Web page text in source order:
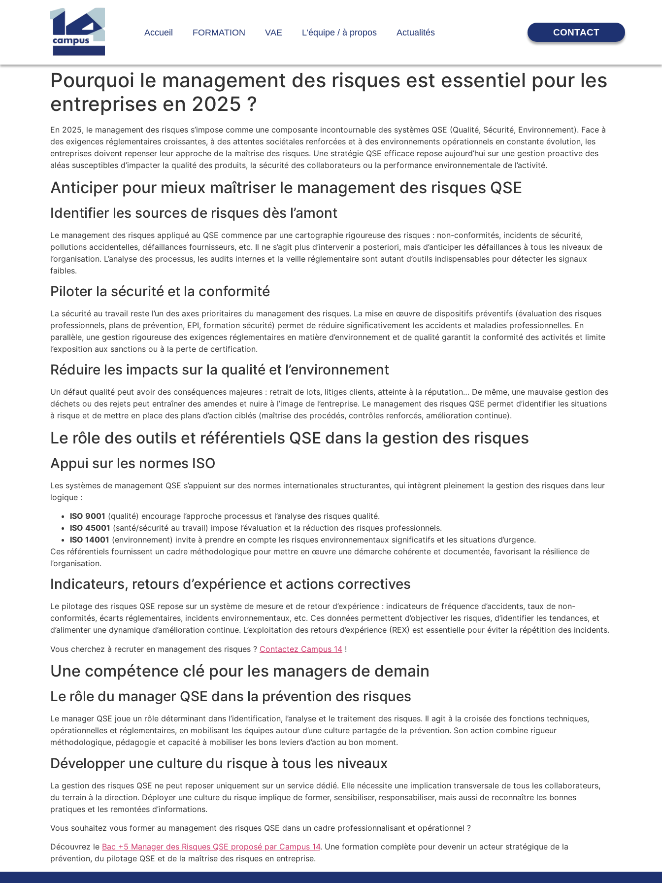
Accueil FORMATION VAE L’équipe / à propos Actualités CONTACT
Pourquoi le management des risques est essentiel pour les
entreprises en 2025 ?
En 2025, le management des risques s’impose comme une composante incontournable des systèmes QSE (Qualité, Sécurité, Environnement). Face à
des exigences réglementaires croissantes, à des attentes sociétales renforcées et à des environnements opérationnels en constante évolution, les
entreprises doivent repenser leur approche de la maîtrise des risques. Une stratégie QSE efficace repose aujourd’hui sur une gestion proactive des
aléas susceptibles d’impacter la qualité des produits, la sécurité des collaborateurs ou la performance environnementale de l’activité.
Anticiper pour mieux maîtriser le management des risques QSE
Identifier les sources de risques dès l’amont
Le management des risques appliqué au QSE commence par une cartographie rigoureuse des risques : non-conformités, incidents de sécurité,
pollutions accidentelles, défaillances fournisseurs, etc. Il ne s’agit plus d’intervenir a posteriori, mais d’anticiper les défaillances à tous les niveaux de
l’organisation. L’analyse des processus, les audits internes et la veille réglementaire sont autant d’outils indispensables pour détecter les signaux
faibles.
Piloter la sécurité et la conformité
La sécurité au travail reste l’un des axes prioritaires du management des risques. La mise en œuvre de dispositifs préventifs (évaluation des risques
professionnels, plans de prévention, EPI, formation sécurité) permet de réduire significativement les accidents et maladies professionnelles. En
parallèle, une gestion rigoureuse des exigences réglementaires en matière d’environnement et de qualité garantit la conformité des activités et limite
l’exposition aux sanctions ou à la perte de certification.
Réduire les impacts sur la qualité et l’environnement
Un défaut qualité peut avoir des conséquences majeures : retrait de lots, litiges clients, atteinte à la réputation… De même, une mauvaise gestion des
déchets ou des rejets peut entraîner des amendes et nuire à l’image de l’entreprise. Le management des risques QSE permet d’identifier les situations
à risque et de mettre en place des plans d’action ciblés (maîtrise des procédés, contrôles renforcés, amélioration continue).
Le rôle des outils et référentiels QSE dans la gestion des risques
Appui sur les normes ISO
Les systèmes de management QSE s’appuient sur des normes internationales structurantes, qui intègrent pleinement la gestion des risques dans leur
logique :
ISO 9001 (qualité) encourage l’approche processus et l’analyse des risques qualité.
ISO 45001 (santé/sécurité au travail) impose l’évaluation et la réduction des risques professionnels.
ISO 14001 (environnement) invite à prendre en compte les risques environnementaux significatifs et les situations d’urgence.
Ces référentiels fournissent un cadre méthodologique pour mettre en œuvre une démarche cohérente et documentée, favorisant la résilience de
l’organisation.
Indicateurs, retours d’expérience et actions correctives
Le pilotage des risques QSE repose sur un système de mesure et de retour d’expérience : indicateurs de fréquence d’accidents, taux de non-
conformités, écarts réglementaires, incidents environnementaux, etc. Ces données permettent d’objectiver les risques, d’identifier les tendances, et
d’alimenter une dynamique d’amélioration continue. L’exploitation des retours d’expérience (REX) est essentielle pour éviter la répétition des incidents.
Vous cherchez à recruter en management des risques ? Contactez Campus 14 !
Une compétence clé pour les managers de demain
Le rôle du manager QSE dans la prévention des risques
Le manager QSE joue un rôle déterminant dans l’identification, l’analyse et le traitement des risques. Il agit à la croisée des fonctions techniques,
opérationnelles et réglementaires, en mobilisant les équipes autour d’une culture partagée de la prévention. Son action combine rigueur
méthodologique, pédagogie et capacité à mobiliser les bons leviers d’action au bon moment.
Développer une culture du risque à tous les niveaux
La gestion des risques QSE ne peut reposer uniquement sur un service dédié. Elle nécessite une implication transversale de tous les collaborateurs,
du terrain à la direction. Déployer une culture du risque implique de former, sensibiliser, responsabiliser, mais aussi de reconnaître les bonnes
pratiques et les remontées d’informations.
Vous souhaitez vous former au management des risques QSE dans un cadre professionnalisant et opérationnel ?
Découvrez le Bac +5 Manager des Risques QSE proposé par Campus 14. Une formation complète pour devenir un acteur stratégique de la
prévention, du pilotage QSE et de la maîtrise des risques en entreprise.